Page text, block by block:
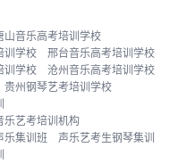
山音乐高考培训学校
训学校
邢台音乐高考培训学校
训学校
沧州音乐高考培训学校
贵州钢琴艺考培训学校
乐艺考培训机构
乐集训班
声乐艺考生钢琴集训